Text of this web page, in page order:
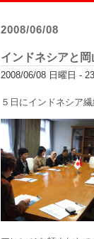
2008/06/08
インドネシアと
2008/06/08 日曜日 -
５日にインドネシア